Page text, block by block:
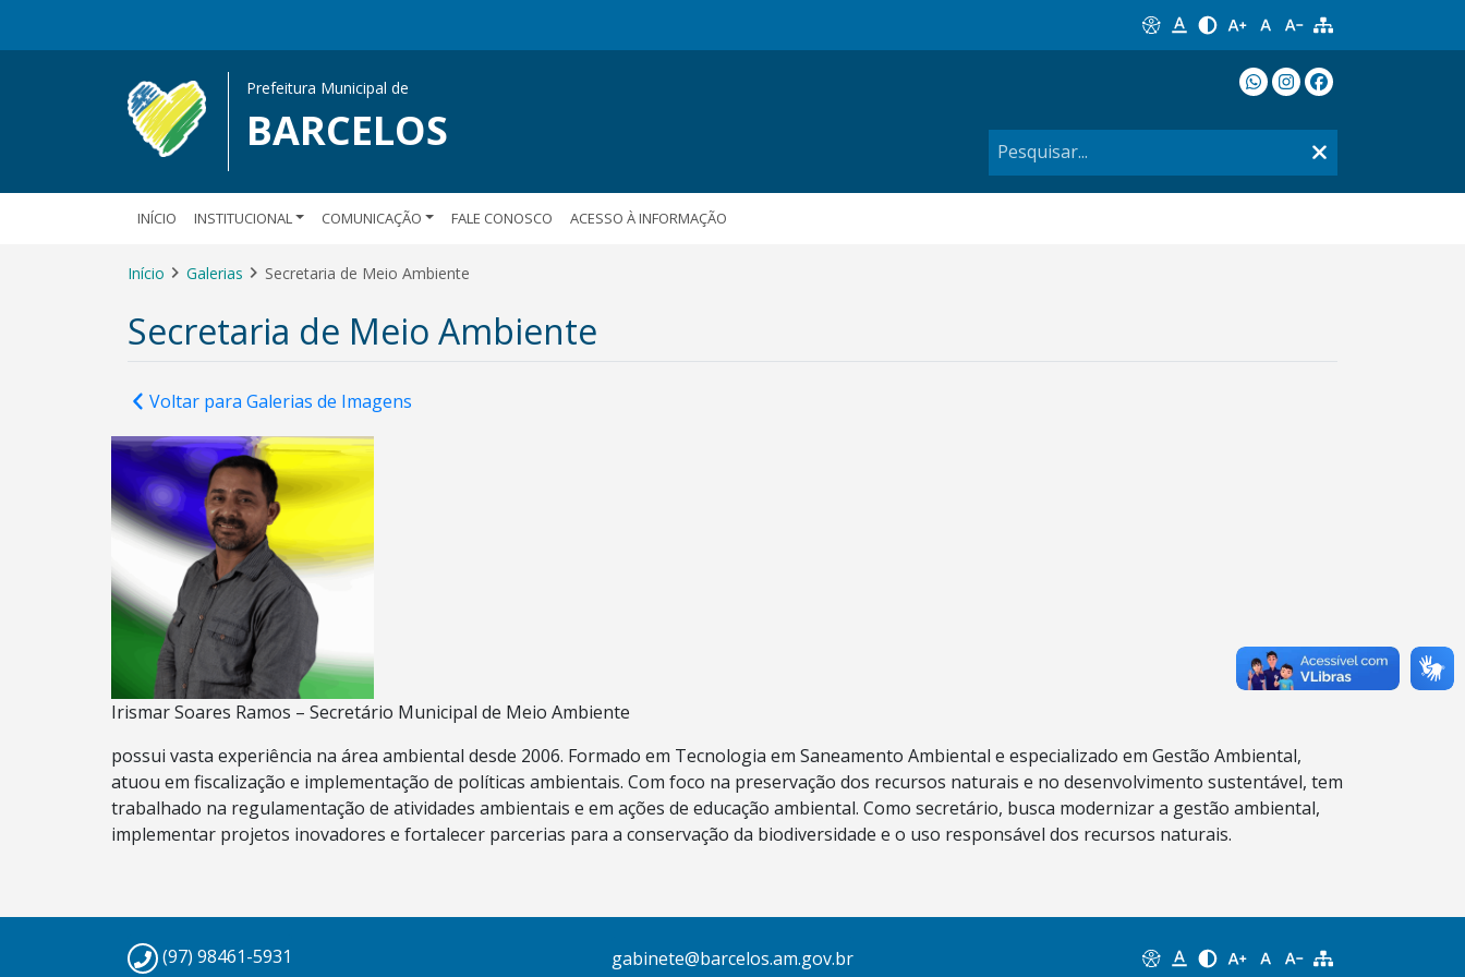
Prefeitura Municipal de
BARCELOS
INÍCIO INSTITUCIONAL COMUNICAÇÃO FALE CONOSCO ACESSO À INFORMAÇÃO
Início Galerias Secretaria de Meio Ambiente
Secretaria de Meio Ambiente
Voltar para Galerias de Imagens
Irismar Soares Ramos – Secretário Municipal de Meio Ambiente
possui vasta experiência na área ambiental desde 2006. Formado em Tecnologia em Saneamento Ambiental e especializado em Gestão Ambiental,
atuou em fiscalização e implementação de políticas ambientais. Com foco na preservação dos recursos naturais e no desenvolvimento sustentável, tem
trabalhado na regulamentação de atividades ambientais e em ações de educação ambiental. Como secretário, busca modernizar a gestão ambiental,
implementar projetos inovadores e fortalecer parcerias para a conservação da biodiversidade e o uso responsável dos recursos naturais.
(97) 98461-5931 gabinete@barcelos.am.gov.br